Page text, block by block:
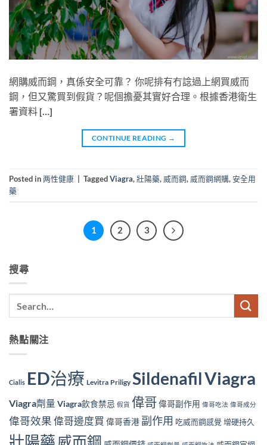
網購威而鋼，真係安全可靠？ 你呢排有冇諗過上網買威而
鋼，但又驚買到假貨？呢個擔憂其實好合理。根據香港衛生
署資料 […]
CONTINUE READING →
Posted in两性健康 TaggedViagra,壯陽藥, 威而鋼, 威而鋼網購,安全用
藥
1 2 3
搜尋
熱點關注
Cialis ED治療 Levitra Priligy SildenafilViagra
Viagra劑量 Viagra飲食禁忌 假貨 偉哥偉哥副作用 偉哥吃法 偉哥成分
偉哥效果偉哥邊度買 偉哥香港 副作用 吃威而鋼感覺 增硬持久
威而鋼